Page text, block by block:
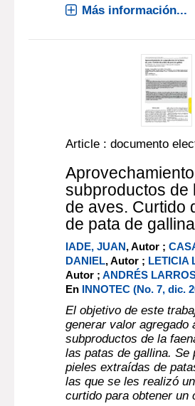
Más información...
Article : documento
subproductos de
de aves. Curtido
de pata de gallina
IADE, JUAN, Autor ;
DANIEL, Autor ; LETICIA
Autor ;ANDRÉS
En INNOTEC (No. 7, dic.
El objetivo de este
generar valor agregado
subproductos de la
las patas de gallina. Se
pieles extraídas de
las que se les realizó
curtido para obtener un